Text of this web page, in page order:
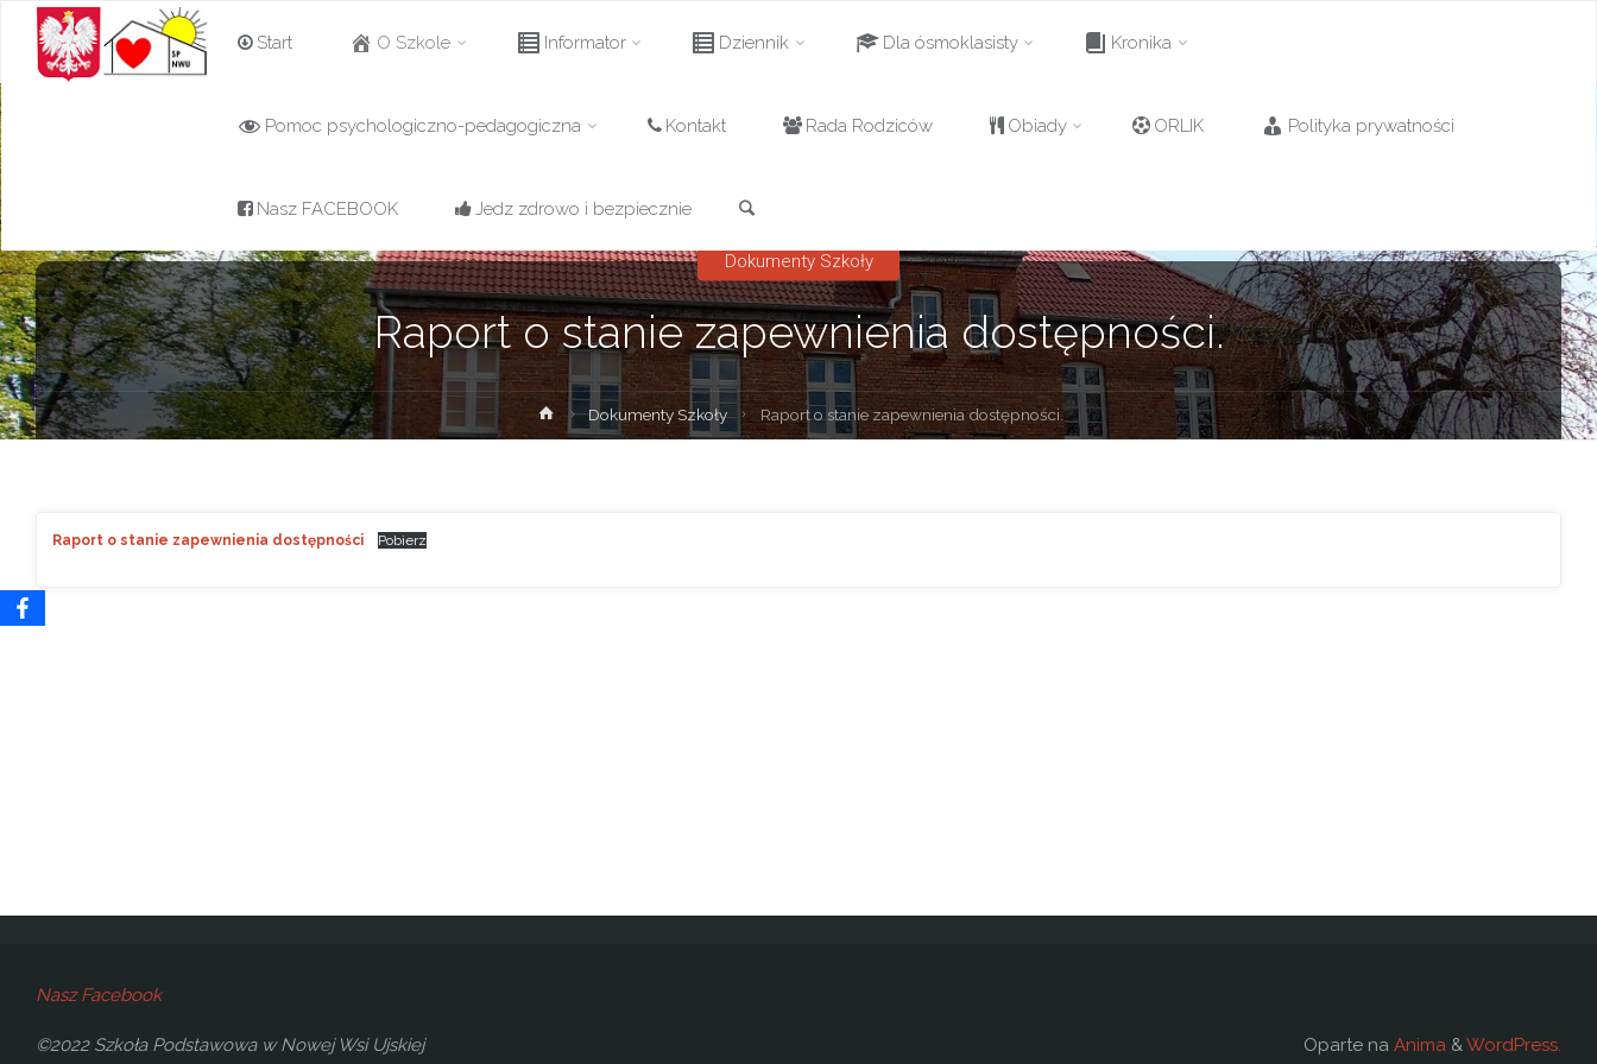
Szkoła
Nowej Wsi
oddziałami
przedszkolnymi
Przejdź
Start O Szkole Informator Dziennik Dla ósmoklasisty Kronika
Pomoc psychologiczno-pedagogiczna Kontakt Rada Rodziców Obiady ORLIK Polityka prywatności
Nasz FACEBOOK Jedz zdrowo i bezpiecznie
Raport o stanie zapewnienia dostępności.
Dokumenty Szkoły
Strona
główna
Dokumenty Szkoły Raport o stanie zapewnienia dostępności.
Raport o stanie zapewnienia dostępności Pobierz
Nasz Facebook
©2022 Szkoła Podstawowa w Nowej Wsi Ujskiej Oparte na Anima & WordPress.